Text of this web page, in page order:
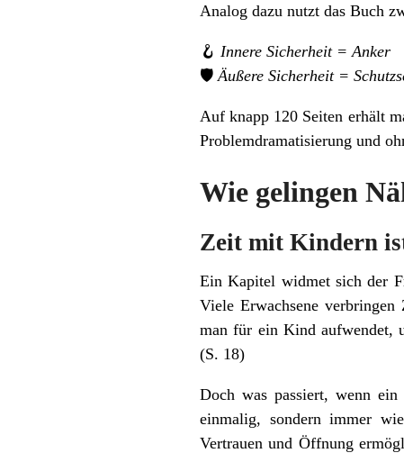
Analog dazu nutzt das Buch
🪝 Innere Sicherheit = Anker
🛡️ Äußere Sicherheit =
Auf knapp 120 Seiten erhält
Problemdramatisierung und
Wie gelingen
Zeit mit Kindern
Ein Kapitel widmet sich der
Viele Erwachsene
man für ein Kind aufwendet,
(S. 18)
Doch was passiert, wenn
einmalig, sondern immer
Vertrauen und Öffnung